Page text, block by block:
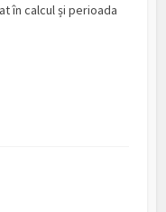
în calcul și perioada